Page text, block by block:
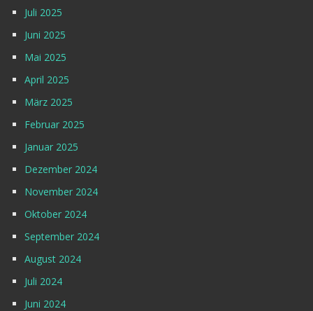
Juli 2025
Juni 2025
Mai 2025
April 2025
März 2025
Februar 2025
Januar 2025
Dezember 2024
November 2024
Oktober 2024
September 2024
August 2024
Juli 2024
Juni 2024